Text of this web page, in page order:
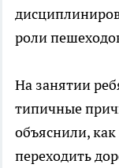
роли
На занятии
типичные
объяснили,
переходить